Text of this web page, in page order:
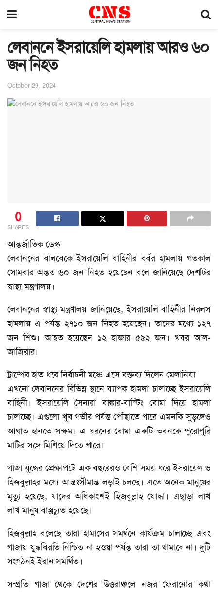
লেবাননে ইসরায়েলি হামলায় আরও ৬০
জন নিহত
October 29, 2024
0
SHARES
আন্তর্জাতিক ডেস্ক
লেবাননের বালবেকে ইসরায়েলি বাহিনীর বর্বর হামলায় গতকাল
সোমবার অন্তত ৬০ জন নিহত হয়েছেন বলে জানিয়েছে দেশটির
স্বাস্থ্য মন্ত্রণালয়।
লেবাননের স্বাস্থ্য মন্ত্রণালয় জানিয়েছে, ইসরায়েলি বাহিনীর নিরলস
হামলায় এ পর্যন্ত ২৭১০ জন নিহত হয়েছেন। তাদের মধ্যে ১২৭
জন শিশু। আহত হয়েছেন ১২ হাজার ৫৯২ জন। খবর আল-
জাজিরার।
ট্রাম্পের হাত ধরে নির্বাচনী মঞ্চে এসে বক্তব্য দিলেন মেলানিয়া
এখনো লেবাননের বিভিন্ন স্থানে ব্যাপক হামলা চালাচ্ছে ইসরায়েলি
বাহিনী। ইসরায়েলি সৈন্যরা বাঙ্কার-বাস্টিং বোমা দিয়ে হামলা
চালাচ্ছে। এগুলো খুব গভীর পর্যন্ত পৌঁছাতে পারে এমনকি সুড়ঙ্গেও
আঘাত হানতে সক্ষম। এ ধরনের বোমা একটি ভবনকে পুরোপুরি
মাটির সঙ্গে মিশিয়ে দিতে পারে।
গাজা যুদ্ধের প্রেক্ষাপটে এক বছরেরও বেশি সময় ধরে ইসরায়েল ও
হিজবুল্লাহর মধ্যে আন্তঃসীমান্ত লড়াই চলছে। এতে অনেক মানুষের
মৃত্যু হয়েছে, যাদের অধিকাংশই হিজবুল্লাহ যোদ্ধা। এছাড়া লাখ
লাখ মানুষ বাস্তুচ্যুত হয়েছে।
হিজবুল্লাহ বলেছে তারা হামাসের সমর্থনে কার্যক্রম চালাচ্ছে এবং
গাজায় যুদ্ধবিরতি নিশ্চিত না হওয়া পর্যন্ত তারা তা থামাবে না। দুটি
সংগঠনই ইরান সমর্থিত।
সম্প্রতি গাজা থেকে দেশের উত্তরাঞ্চলে নজর ফেরানোর কথা